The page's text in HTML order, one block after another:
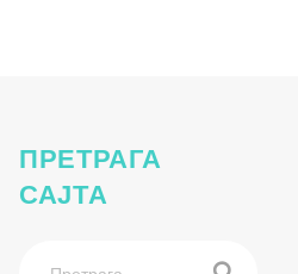
vezbe-1
ПРЕТРАГА
САЈТА